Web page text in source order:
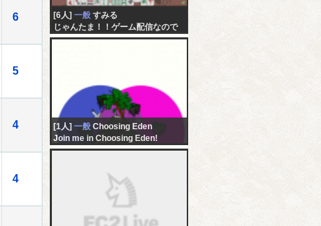
6
5
4
4
[6人] 一般 すみる
じゃんたま！！ゲーム配信なので
すぉ～！！(*ﾉωﾉ)「仮」
[1人] 一般 Choosing Eden
Join me in Choosing Eden!